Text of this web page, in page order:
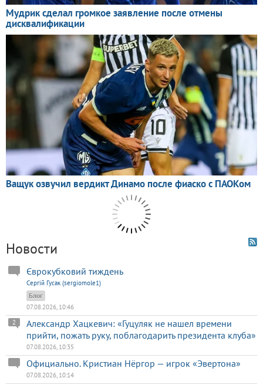
Новости
Єврокубковий тиждень
Сергій Гусак (sergiomole1)
Блог
07.08.2026, 10:46
Александр Хацкевич: «Гуцуляк не нашел времени
прийти, пожать руку, поблагодарить президента клуба»
2
07.08.2026, 10:35
Официально. Кристиан Нёргор — игрок «Эвертона»
07.08.2026, 10:14